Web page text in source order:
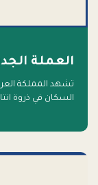
العملة
السكان في ذروة